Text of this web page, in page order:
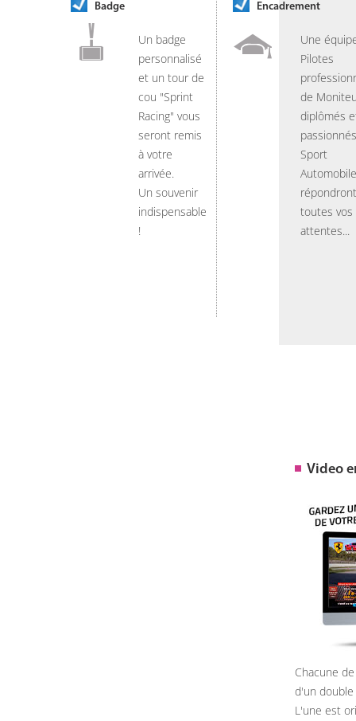
Badge
Un badge
personnalisé
et un tour de
cou "Sprint
Racing" vous
seront remis
à votre
arrivée.
Un souvenir
indispensable
!
Encadrement
Une
Pilotes
de
diplômés
Sport
Automobile
toutes vos
attentes...
Video
Chacune
d'un
L'une est